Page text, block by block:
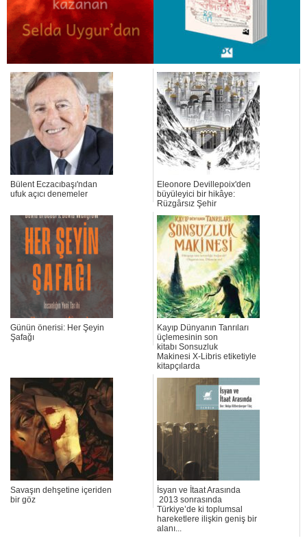
Bülent Eczacıbaşı'ndan
ufuk açıcı denemeler
Eleonore Devillepoix'den
büyüleyici bir hikâye:
Rüzgârsız Şehir
Günün önerisi: Her Şeyin
Şafağı
Kayıp Dünyanın Tanrıları
üçlemesinin son
kitabı Sonsuzluk
Makinesi X-Libris etiketiyle
kitapçılarda
Savaşın dehşetine içeriden
bir göz
İsyan ve İtaat Arasında
2013 sonrasında
Türkiye’de ki toplumsal
hareketlere ilişkin geniş bir
alanı...